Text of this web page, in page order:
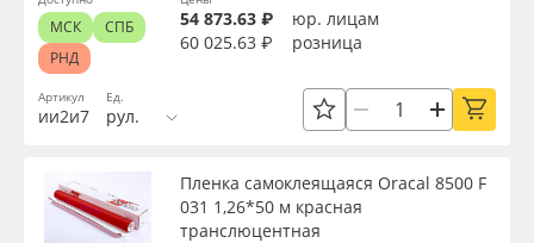
Артикул
ии2и7
Ед.
рул.
54 873.63 ₽
юр. лицам
60 025.63 ₽
розница
МСК
СПБ
РНД
Пленка самоклеящаяся Oracal 8500 F
031 1,26*50 м красная
транслюцентная